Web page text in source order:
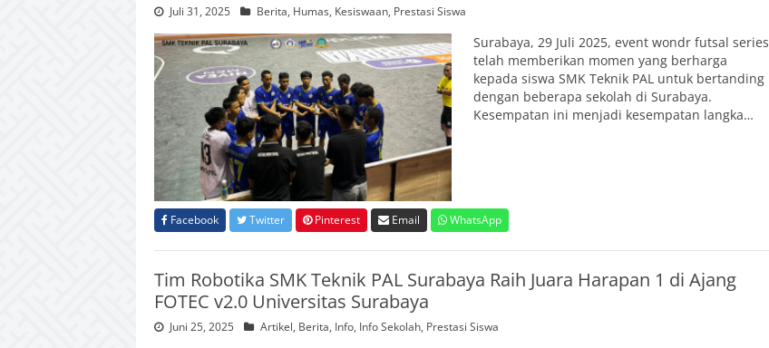
Juli 31, 2025 Berita, Humas, Kesiswaan, Prestasi Siswa
Surabaya, 29 Juli 2025, event wondr futsal series
telah memberikan momen yang berharga
kepada siswa SMK Teknik PAL untuk bertanding
dengan beberapa sekolah di Surabaya.
Kesempatan ini menjadi kesempatan langka…
Facebook Twitter Pinterest Email WhatsApp
Tim Robotika SMK Teknik PAL Surabaya Raih Juara Harapan 1 di Ajang
FOTEC v2.0 Universitas Surabaya
Juni 25, 2025 Artikel, Berita, Info, Info Sekolah, Prestasi Siswa